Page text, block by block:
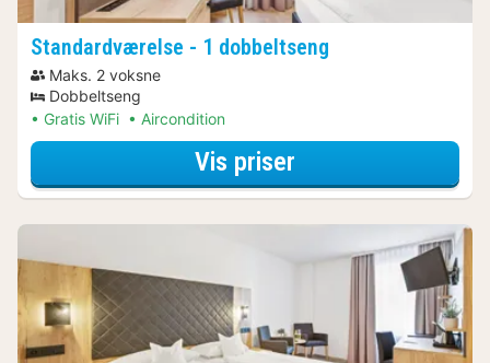
Standardværelse - 1 dobbeltseng
Maks. 2 voksne
Dobbeltseng
Gratis WiFi
Aircondition
Vis priser